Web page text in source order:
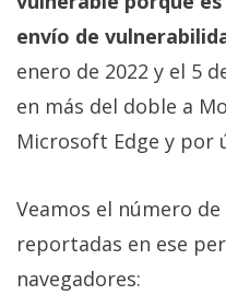
digital donde
encontrarás
todas las
noticias sobre
móviles,
ordenadores,
apps,
comparativas,
trucos y
tutoriales.
El Grupo
envío de
enero de 2022 y el 5
en más del doble a
Microsoft Edge y por
Veamos el número
reportadas en ese
navegadores: